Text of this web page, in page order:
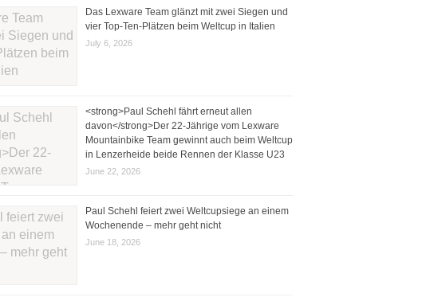
Das Lexware Team glänzt mit zwei Siegen und
vier Top-Ten-Plätzen beim Weltcup in Italien
July 6, 2026
<strong>Paul Schehl fährt erneut allen
davon</strong>Der 22-Jährige vom Lexware
Mountainbike Team gewinnt auch beim Weltcup
in Lenzerheide beide Rennen der Klasse U23
June 22, 2026
Paul Schehl feiert zwei Weltcupsiege an einem
Wochenende – mehr geht nicht
June 18, 2026